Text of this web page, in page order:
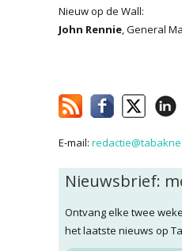
Nieuw op de Wall:
John Rennie, General
E-mail:
Nieuwsbrief:
Ontvang elke twee
het laatste nieuws op